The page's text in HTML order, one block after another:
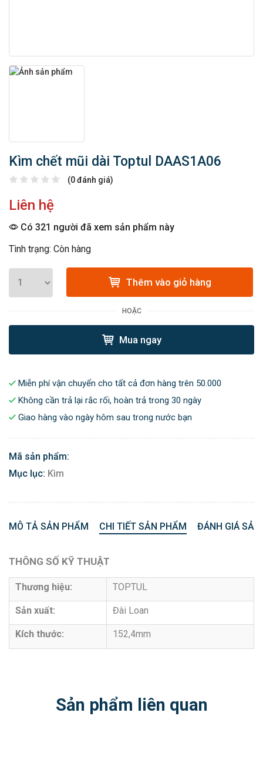
Kìm chết mũi dài Toptul DAAS1A06
(0 đánh giá)
Liên hệ
Có 321 người đã xem sản phẩm này
Tình trạng: Còn hàng
Thêm vào giỏ hàng
HOẶC
Mua ngay
Miễn phí vận chuyển cho tất cả đơn hàng trên 50.000
Không cần trả lại rắc rối, hoàn trả trong 30 ngày
Giao hàng vào ngày hôm sau trong nước bạn
Mã sản phẩm:
Mục lục: Kìm
MÔ TẢ SẢN PHẨM CHI TIẾT SẢN PHẨM ĐÁNH GIÁ
THÔNG SỐ KỸ THUẬT
Thương hiệu: TOPTUL
Sản xuất: Đài Loan
Kích thước: 152,4mm
Sản phẩm liên quan